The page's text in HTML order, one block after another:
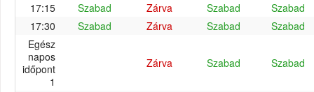
17:15
Szabad Zárva Szabad
Szabad
17:30
Szabad Zárva Szabad
Szabad
Egész
napos
időpont
1
Zárva Szabad Szabad